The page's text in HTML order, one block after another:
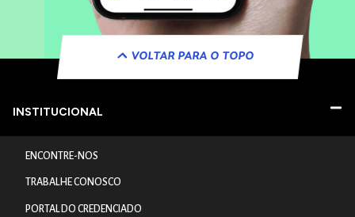
VOLTAR PARA O TOPO
INSTITUCIONAL
ENCONTRE-NOS
TRABALHE CONOSCO
PORTAL DO CREDENCIADO